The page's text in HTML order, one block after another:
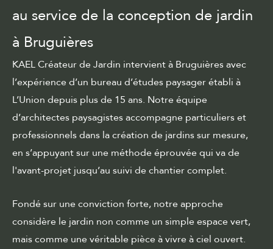
au service de la conception de jardin
à Bruguières
KAEL Créateur de Jardin intervient à Bruguières avec
l’expérience d’un bureau d’études paysager établi à
L’Union depuis plus de 15 ans. Notre équipe
d’architectes paysagistes accompagne particuliers et
professionnels dans la création de jardins sur mesure,
en s’appuyant sur une méthode éprouvée qui va de
l'avant-projet jusqu’au suivi de chantiercomplet.
Fondé sur une conviction forte, notre approche
considère le jardin non comme un simple espace vert,
mais comme une véritable pièce à vivre à ciel ouvert.